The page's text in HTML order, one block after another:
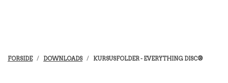
FORSIDE DOWNLOADS KURSUSFOLDER - EVERYTHING DISC®